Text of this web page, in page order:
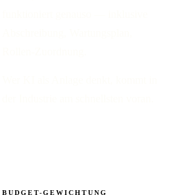
BUDGET-GEWICHTUNG